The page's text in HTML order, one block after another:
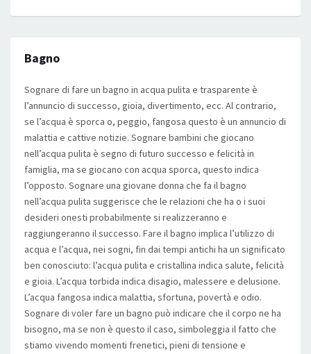
Bagno
Sognare di fare un bagno in acqua pulita e trasparente è
l’annuncio di successo, gioia, divertimento, ecc. Al contrario,
se l’acqua è sporca o, peggio, fangosa questo è un annuncio di
malattia e cattive notizie. Sognare bambini che giocano
nell’acqua pulita è segno di futuro successo e felicità in
famiglia, ma se giocano con acqua sporca, questo indica
l’opposto. Sognare una giovane donna che fa il bagno
nell’acqua pulita suggerisce che le relazioni che ha o i suoi
desideri onesti probabilmente si realizzeranno e
raggiungeranno il successo. Fare il bagno implica l’utilizzo di
acqua e l’acqua, nei sogni, fin dai tempi antichi ha un significato
ben conosciuto: l’acqua pulita e cristallina indica salute, felicità
e gioia. L’acqua torbida indica disagio, malessere e delusione.
L’acqua fangosa indica malattia, sfortuna, povertà e odio.
Sognare di voler fare un bagno può indicare che il corpo ne ha
bisogno, ma se non è questo il caso, simboleggia il fatto che
stiamo vivendo momenti frenetici, pieni di tensione e